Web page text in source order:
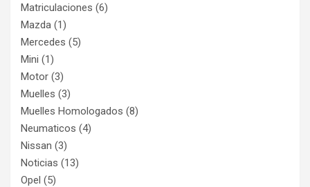
Matriculaciones (6)
Mazda (1)
Mercedes (5)
Mini (1)
Motor (3)
Muelles (3)
Muelles Homologados (8)
Neumaticos (4)
Nissan (3)
Noticias (13)
Opel (5)